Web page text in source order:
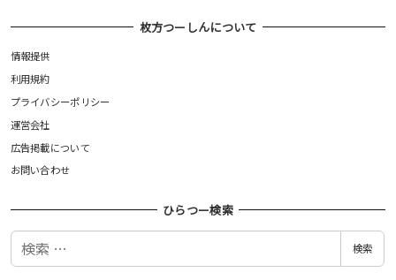
枚方つーしんについて
情報提供
利用規約
プライバシーポリシー
運営会社
広告掲載について
お問い合わせ
ひらつー検索
検
検索